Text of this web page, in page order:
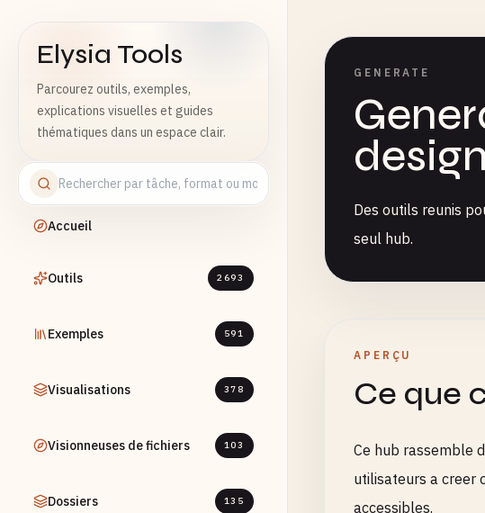
Elysia Tools
Parcourez outils, exemples,
explications visuelles et guides
thématiques dans un espace clair.
Accueil
Outils 2693
Exemples 591
Visualisations 378
Visionneuses de fichiers 103
Dossiers 135
GENERATE
Des outils reunis
seul hub.
APERÇU
Ce que
Ce hub rassemble
utilisateurs a creer
accessibles.